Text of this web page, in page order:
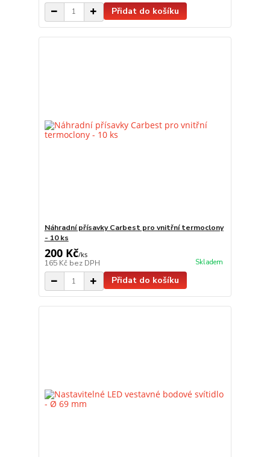
Přidat do košíku
Náhradní přísavky Carbest pro vnitřní termoclony
- 10 ks
200 Kč/ks
165 Kč bez DPH Skladem
Přidat do košíku